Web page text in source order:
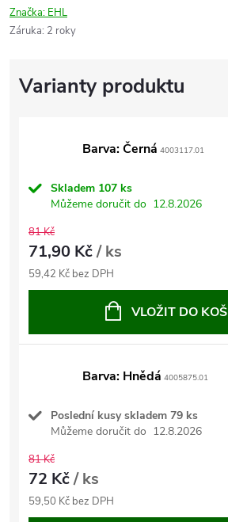
Značka: EHL
Záruka: 2 roky
Barva: Černá 4003117.01
Skladem 107 ks
Můžeme doručit do 12.8.2026
81 Kč
71,90 Kč/ ks
59,42 Kč bez DPH
VLOŽIT DO
Barva: Hnědá 4005875.01
Poslední kusy skladem 79 ks
Můžeme doručit do 12.8.2026
81 Kč
72 Kč/ ks
59,50 Kč bez DPH